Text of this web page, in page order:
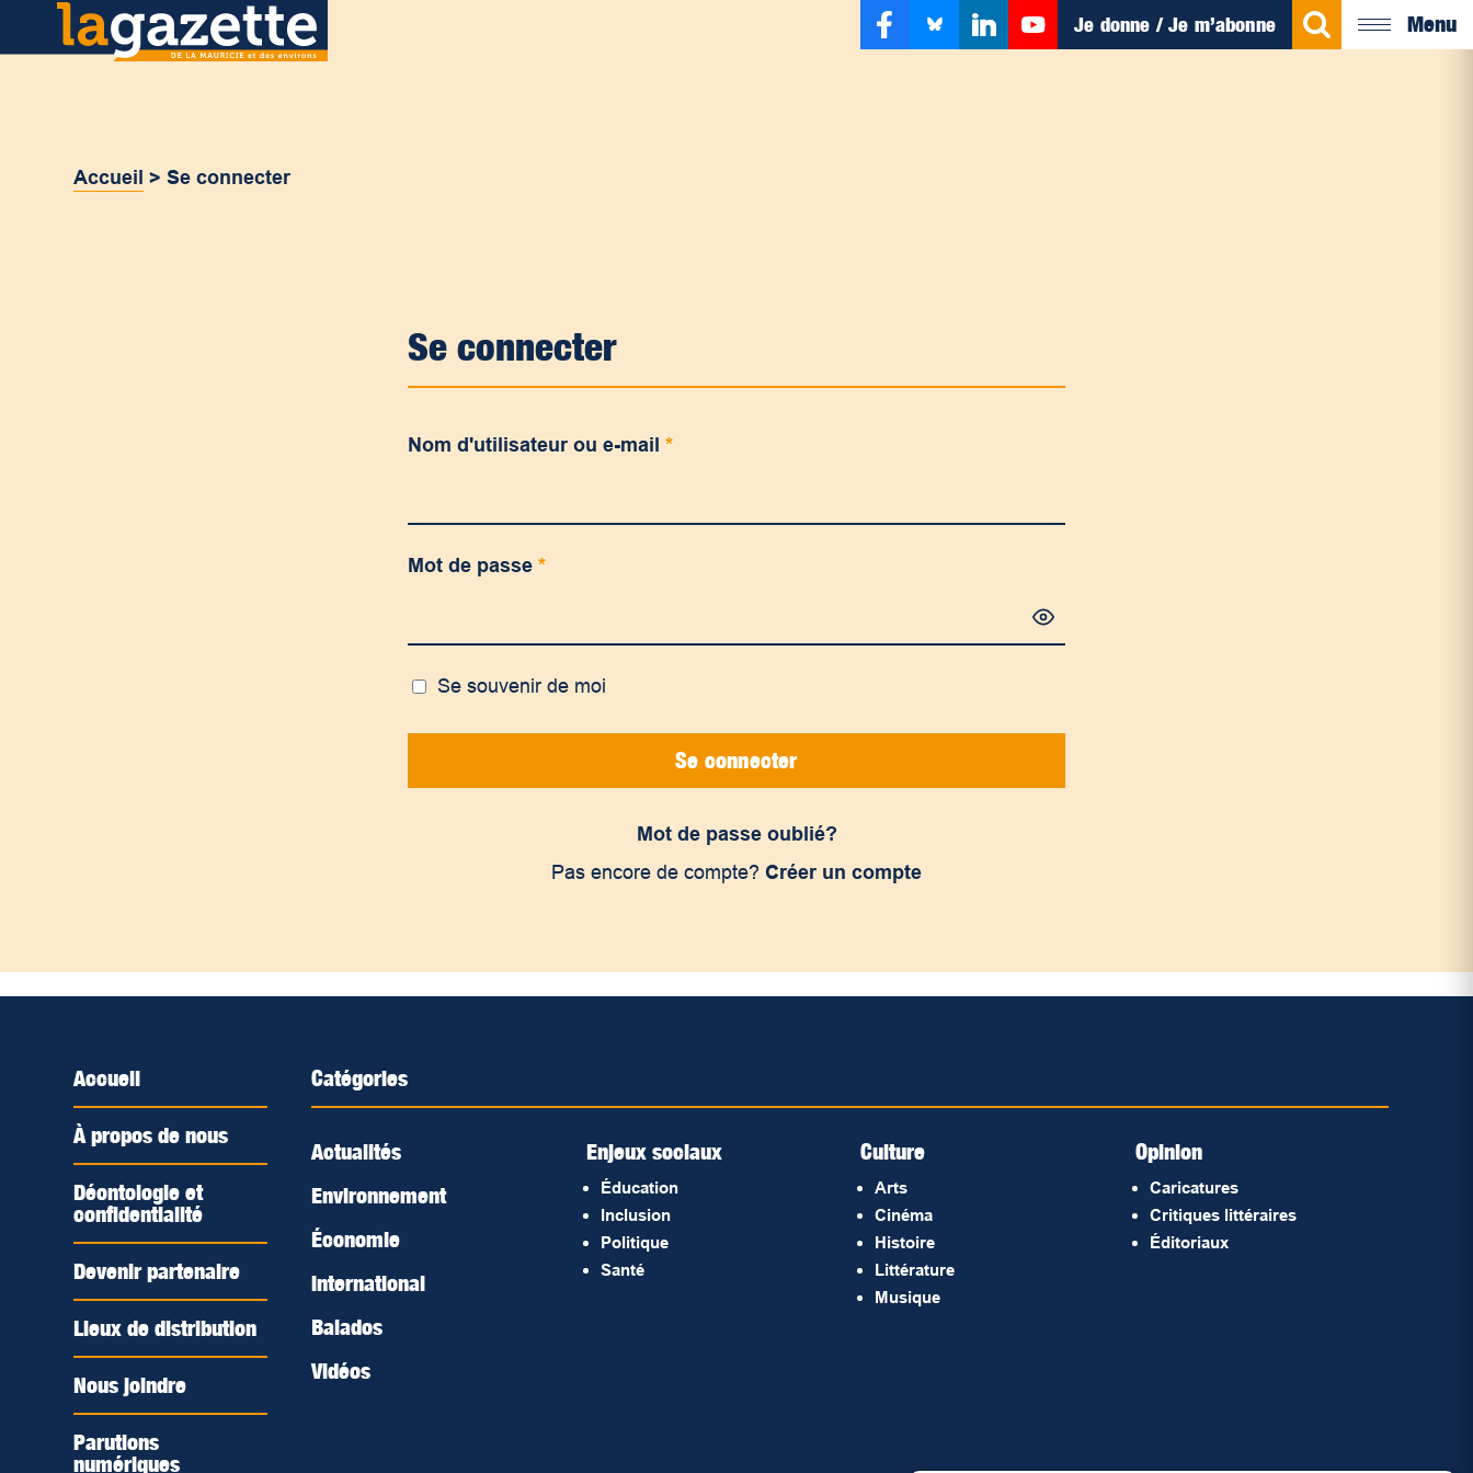
Je donne / Je m’abonne Menu
Accueil >Se connecter
Se connecter
Nom d'utilisateur ou e-mail *
Mot de passe *
Se souvenir de moi
Se connecter
Mot de passe oublié?
Pas encore de compte? Créer un compte
Accueil
À propos de nous
Déontologie et
confidentialité
Devenir partenaire
Lieux de distribution
Nous joindre
Parutions
numériques
Catégories
Actualités
Environnement
Économie
International
Balados
Vidéos
Enjeux sociaux
Éducation
Inclusion
Politique
Santé
Culture
Arts
Cinéma
Histoire
Littérature
Musique
Opinion
Caricatures
Critiques littéraires
Éditoriaux